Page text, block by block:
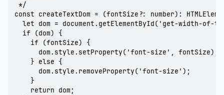
*/
const createTextDom = (fontSize?: number):
let dom = document.getElementById('get-width-of-
  if (dom) {
    if (fontSize) {
      dom.style.setProperty('font-size', fontSize);
    } else {
      dom.style.removeProperty('font-size');
    }
    return dom;